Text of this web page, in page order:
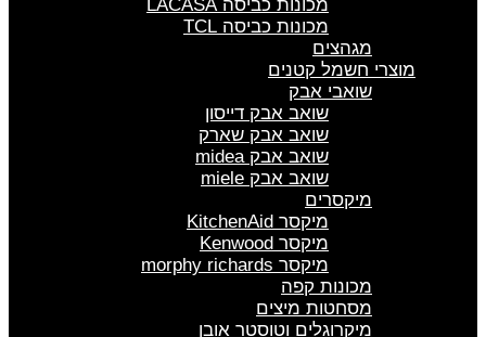
מכונות כביסה LACASA
מכונות כביסה TCL
מגהצים
מוצרי חשמל קטנים
שואבי אבק
שואב אבק דייסון
שואב אבק שארק
שואב אבק midea
שואב אבק miele
מיקסרים
מיקסר KitchenAid
מיקסר Kenwood
מיקסר morphy richards
מכונות קפה
מסחטות מיצים
מיקרוגלים וטוסטר אובן